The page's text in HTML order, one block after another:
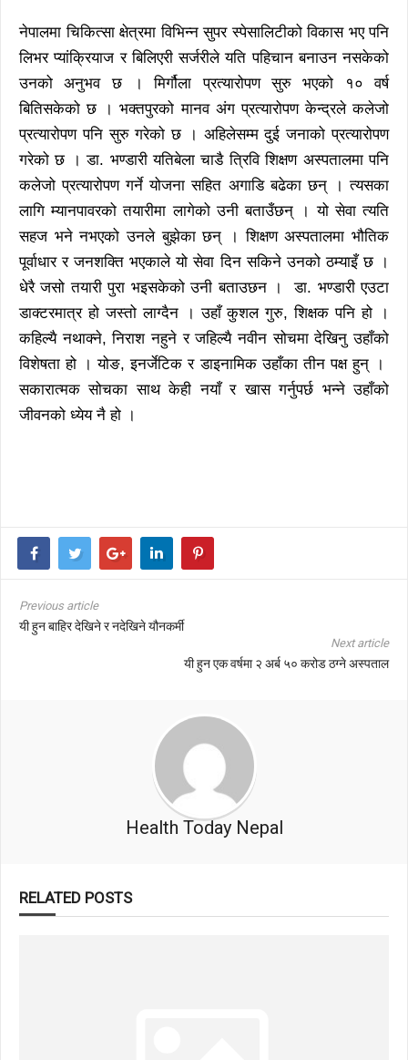
नेपालमा चिकित्सा क्षेत्रमा विभिन्न सुपर स्पेसालिटीको विकास भए पनि
लिभर प्यांक्रियाज र बिलिएरी सर्जरीले यति पहिचान बनाउन नसकेको
उनको अनुभव छ । मिर्गौला प्रत्यारोपण सुरु भएको १० वर्ष
बितिसकेको छ । भक्तपुरको मानव अंग प्रत्यारोपण केन्द्रले कलेजो
प्रत्यारोपण पनि सुरु गरेको छ । अहिलेसम्म दुई जनाको प्रत्यारोपण
गरेको छ । डा. भण्डारी यतिबेला चाडै त्रिवि शिक्षण अस्पतालमा पनि
कलेजो प्रत्यारोपण गर्ने योजना सहित अगाडि बढेका छन् । त्यसका
लागि म्यानपावरको तयारीमा लागेको उनी बताउँछन् । यो सेवा त्यति
सहज भने नभएको उनले बुझेका छन् । शिक्षण अस्पतालमा भौतिक
पूर्वाधार र जनशक्ति भएकाले यो सेवा दिन सकिने उनको ठम्याइँ छ ।
धेरै जसो तयारी पुरा भइसकेको उनी बताउछन । डा. भण्डारी एउटा
डाक्टरमात्र हो जस्तो लाग्दैन । उहाँ कुशल गुरु, शिक्षक पनि हो ।
कहिल्यै नथाक्ने, निराश नहुने र जहिल्यै नवीन सोचमा देखिनु उहाँको
विशेषता हो । योङ, इनर्जेटिक र डाइनामिक उहाँका तीन पक्ष हुन् ।
सकारात्मक सोचका साथ केही नयाँ र खास गर्नुपर्छ भन्ने उहाँको
जीवनको ध्येय नै हो ।
Previous article
यी हुन बाहिर देखिने र नदेखिने यौनकर्मी
Next article
यी हुन एक वर्षमा २ अर्ब ५० करोड ठग्ने अस्पताल
Health Today Nepal
RELATED POSTS